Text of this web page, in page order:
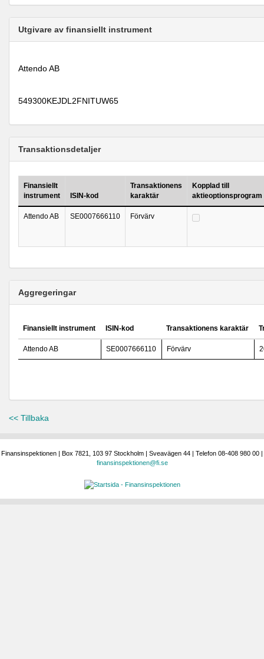
Utgivare av finansiellt instrument
Attendo AB
549300KEJDL2FNITUW65
Transaktionsdetaljer
Finansiellt
instrument
ISIN-kod
Transaktionens
karaktär
Kopplad till
aktieoptionsprogram
Attendo AB SE0007666110 Förvärv
Aggregeringar
Finansiellt instrument ISIN-kod Transaktionens karaktär
Attendo AB SE0007666110 Förvärv
<< Tillbaka
Finansinspektionen | Box 7821, 103 97 Stockholm | Sveavägen 44 | Telefon 08-408 980 00 |
finansinspektionen@fi.se